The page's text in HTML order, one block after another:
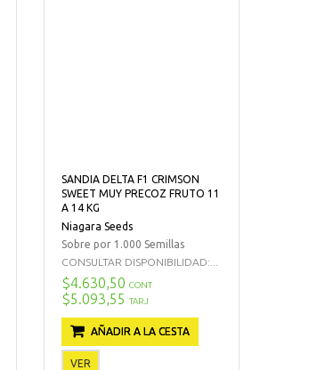
SANDIA DELTA F1 CRIMSON
SWEET MUY PRECOZ FRUTO 11
A 14 KG
Niagara Seeds
Sobre por 1.000 Semillas
CONSULTAR DISPONIBILIDAD:...
$4.630,50 CONT
$5.093,55 TARJ
AÑADIR A LA CESTA
VER